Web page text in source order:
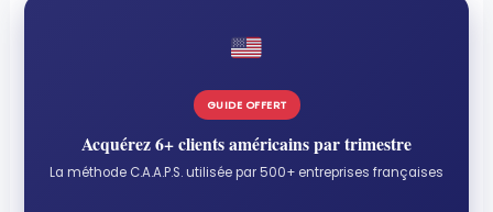
GUIDE OFFERT
Acquérez 6+ clients américains par trimestre
La méthode C.A.A.P.S. utilisée par 500+ entreprises françaises